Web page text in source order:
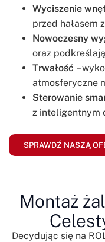
Wyciszenie
przed hałasem
Nowoczesny
oraz
Trwałość –
atmosferyczne
Sterowanie
z inteligentnym
SPRAWDŹ NASZĄ
Montaż
Decydując się na